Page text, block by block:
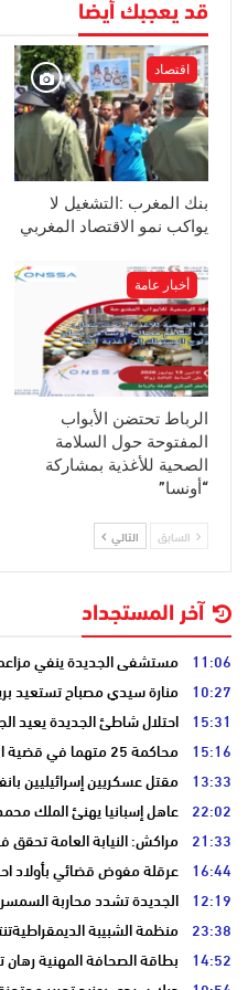
قد يعجبك أيضا
اقتصاد
بنك المغرب :التشغيل لا
يواكب نمو الاقتصاد المغربي
أخبار عامة
الرباط تحتضن الأبواب
المفتوحة حول السلامة
الصحية للأغذية بمشاركة
“أونسا”
السابق التالي
آخر المستجداد
11:06 مستشفى الجديدة ينفي
10:27 منارة سيدي مصباح تستعيد
15:31 احتلال شاطئ الجديدة يعيد
15:16 محاكمة 25 متهما في قضية الهجرة إلى سبتة
13:33 مقتل عسكريين إسرائيليين
22:02 عاهل إسبانيا يهنئ الملك
21:33 مراكش: النيابة العامة تحقق
16:44 عرقلة مفوض قضائي بأولاد
12:19 الجديدة تشدد محاربة
23:38 منظمة الشبيبة
14:52 بطاقة الصحافة المهنية رهان